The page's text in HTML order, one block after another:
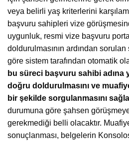
veya belirli yaş kriterlerini
başvuru sahipleri vize
uygunluk, resmi vize başvuru
doldurulmasının ardından
göre sistem tarafından otomatik
bu süreci başvuru sahibi adına
doğru doldurulmasını ve
bir şekilde sorgulanmasını
durumuna göre şahsen
gerekmediği belli olacaktır.
sonuçlanması, belgelerin